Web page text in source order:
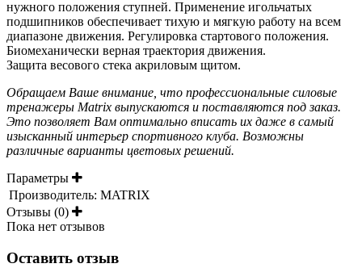
нужного положения ступней. Применение игольчатых
подшипников обеспечивает тихую и мягкую работу на всем
диапазоне движения. Регулировка стартового положения.
Биомеханически верная траектория движения.
Защита весового стека акриловым щитом.
Обращаем Ваше внимание, что профессиональные силовые
тренажеры Matrix выпускаются и поставляются под заказ.
Это позволяет Вам оптимально вписать их даже в самый
изысканный интерьер спортивного клуба. Возможны
различные варианты цветовых решений.
Параметры
Производитель: MATRIX
Отзывы (0)
Пока нет отзывов
Оставить отзыв